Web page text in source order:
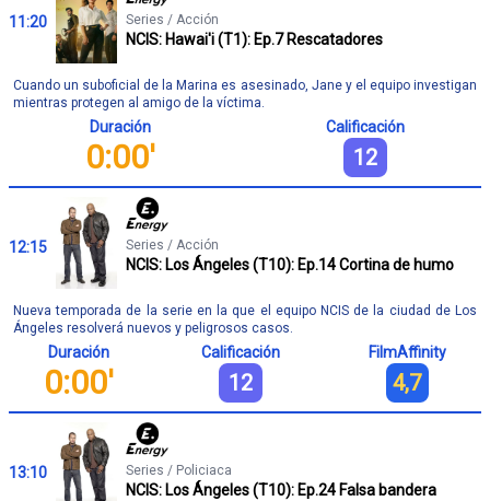
11:20 Series / Acción
NCIS: Hawai'i (T1): Ep.7 Rescatadores
Cuando un suboficial de la Marina es asesinado, Jane y el equipo investigan
mientras protegen al amigo de la víctima.
Duración
0:00'
Calificación
12
12:15 Series / Acción
NCIS: Los Ángeles (T10): Ep.14 Cortina de humo
Nueva temporada de la serie en la que el equipo NCIS de la ciudad de Los
Ángeles resolverá nuevos y peligrosos casos.
Duración
0:00'
Calificación
12
FilmAffinity
4,7
13:10 Series / Policiaca
NCIS: Los Ángeles (T10): Ep.24 Falsa bandera